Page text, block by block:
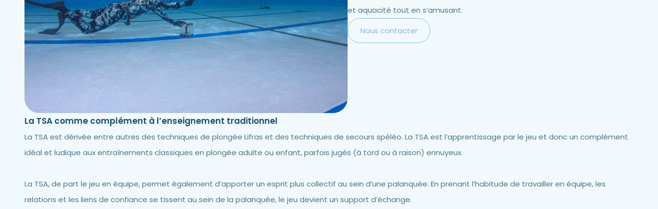
et aquacité tout en s’amusant.
Nous contacter
La TSA comme complément à l’enseignement traditionnel
La TSA est dérivée entre autres des techniques de plongée Lifras et des techniques de secours spéléo. La TSA est l’apprentissage par le jeu et donc un complément
idéal et ludique aux entraînements classiques en plongée adulte ou enfant, parfois jugés (à tord ou à raison) ennuyeux.
La TSA, de part le jeu en équipe, permet également d’apporter un esprit plus collectif au sein d’une palanquée. En prenant l’habitude de travailler en équipe, les
relations et les liens de confiance se tissent au sein de la palanquée, le jeu devient un support d’échange.